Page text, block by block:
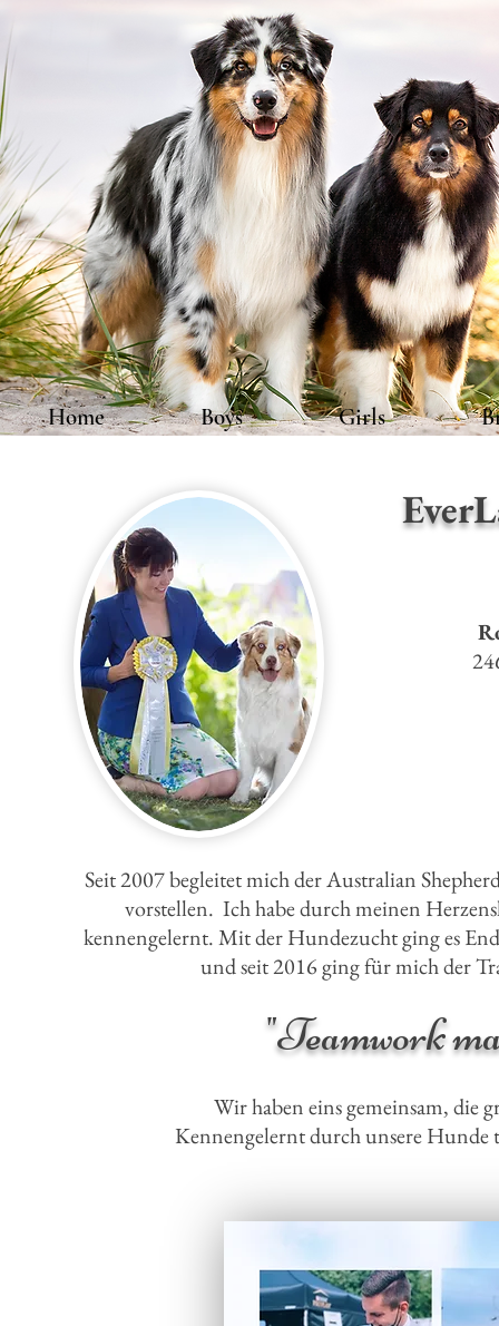
Home Boys Girls
Ever
Seit 2007 begleitet mich der Australian
vorstellen. Ich habe durch meinen
kennengelernt.Mit der Hundezucht ging es
und seit 2016 ging für mich der
"Teamwork
Wir haben eins gemeinsam, die
Kennengelernt durch unsere